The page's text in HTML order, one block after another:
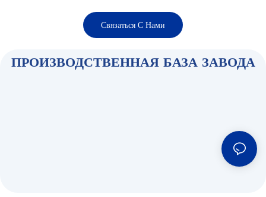
Связаться С Нами
ПРОИЗВОДСТВЕННАЯ БАЗА ЗАВОДА